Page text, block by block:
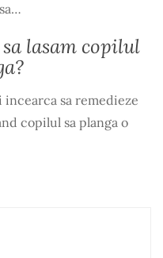
lasam copilul
sa remedieze
copilul sa planga o